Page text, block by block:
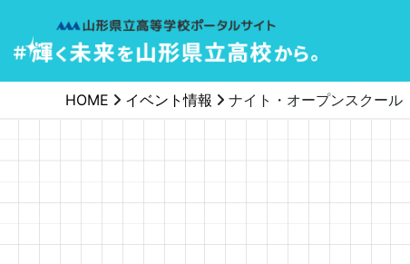
メインナビゲーション
HOME イベント情報 ナイト・オープンスクール